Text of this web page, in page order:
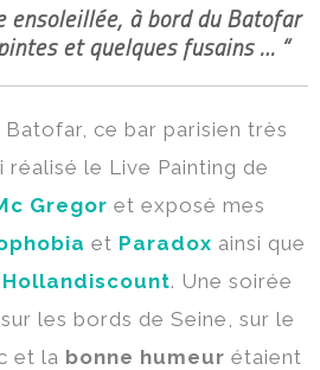
ensoleillée, à bord du Batofar
et quelques fusains … “
ce bar parisien très
réalisé le Live Painting de
Gregor et exposé mes
et Paradox ainsi que
Hollandiscount. Une soirée
les bords de Seine, sur le
et la bonne humeur étaient